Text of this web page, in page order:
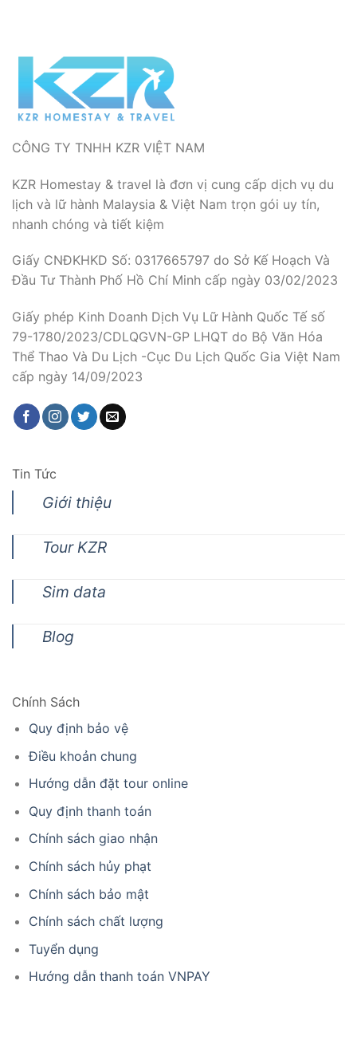
CÔNG TY TNHH KZR VIỆT NAM
KZR Homestay & travel là đơn vị cung cấp dịch vụ du
lịch và lữ hành Malaysia & Việt Nam trọn gói uy tín,
nhanh chóng và tiết kiệm
Giấy CNĐKHKD Số: 0317665797 do Sở Kế Hoạch Và
Đầu Tư Thành Phố Hồ Chí Minh cấp ngày 03/02/2023
Giấy phép Kinh Doanh Dịch Vụ Lữ Hành Quốc Tế số
79-1780/2023/CDLQGVN-GP LHQT do Bộ Văn Hóa
Thể Thao Và Du Lịch -Cục Du Lịch Quốc Gia Việt Nam
cấp ngày 14/09/2023
Tin Tức
Giới thiệu
Tour KZR
Sim data
Blog
Chính Sách
Quy định bảo vệ
Điều khoản chung
Hướng dẫn đặt tour online
Quy định thanh toán
Chính sách giao nhận
Chính sách hủy phạt
Chính sách bảo mật
Chính sách chất lượng
Tuyển dụng
Hướng dẫn thanh toán VNPAY